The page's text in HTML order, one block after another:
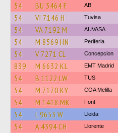
54 BU 3464 F AB
54 VI 7146 H Tuvisa
54 VA 7192 M AUVASA
54 M 8569 HN Periferia
54 V 7271 CL Concepcion
839 M 6632 KL EMT Madrid
54 B 1122 LW TUS
54 M 7170 KY COA Melilla
54 M 1418 MK Font
54 L 9653 W Lleida
54 A 4394 CH Llorente